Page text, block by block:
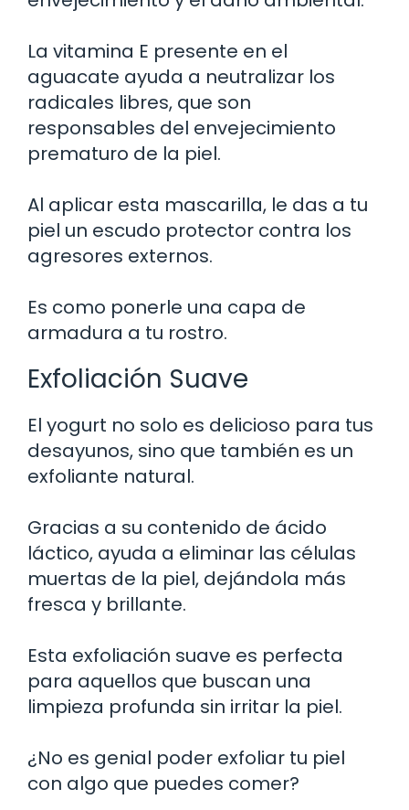
La vitamina E presente en el
aguacate ayuda a neutralizar los
radicales libres, que son
responsables del envejecimiento
prematuro de la piel.
Al aplicar esta mascarilla, le das a tu
piel un escudo protector contra los
agresores externos.
Es como ponerle una capa de
armadura a tu rostro.
Exfoliación Suave
El yogurt no solo es delicioso para tus
desayunos, sino que también es un
exfoliante natural.
Gracias a su contenido de ácido
láctico, ayuda a eliminar las células
muertas de la piel, dejándola más
fresca y brillante.
Esta exfoliación suave es perfecta
para aquellos que buscan una
limpieza profunda sin irritar la piel.
¿No es genial poder exfoliar tu piel
con algo que puedes comer?